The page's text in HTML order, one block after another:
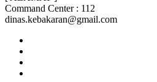
Command Center : 112
dinas.kebakaran@gmail.com